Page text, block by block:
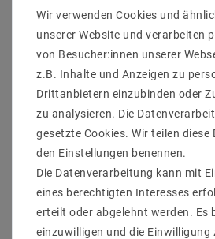
Ausgänge: 4 Kanäle RGBW,
gesamt
Funkfrequenz:2,4 GHz RF
Funkreichweite:ca. 30 m
Ausgangs­verbindung:
Abmessungen:
85 × 45 × 22
Gehäusematerial:Weißer,
PC-Kunststoff
Einsatz­beispiele
Wohn- & Schlafzimmer:
Lese­licht bis zum
Wir verwenden Cookies und
unserer Website und verarbeiten
von Besucher:innen unserer
z.B. Inhalte und Anzeigen zu
Drittanbietern einzubinden oder
zu analysieren. Die
gesetzte Cookies. Wir teilen
den Einstellungen benennen.
Die Datenverarbeitung kann mit
eines berechtigten Interesses
erteilt oder abgelehnt werden. Es
einzuwilligen und die Einwilligung